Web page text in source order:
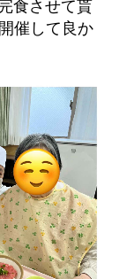
食させて貰
催して良か